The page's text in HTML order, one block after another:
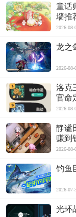
童话
墙推
2026-08-
龙之
2026-08-
洛克
官命
2026-08-
静谧
赚到
2026-08-
钓鱼
2026-07-
光环